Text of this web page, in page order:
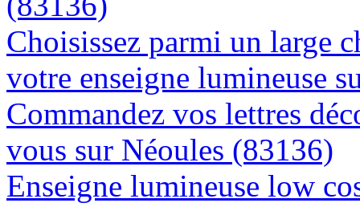
Choisissez parmi un large
votre enseigne lumineuse
Commandez vos lettres
vous sur Néoules (83136)
Enseigne lumineuse low